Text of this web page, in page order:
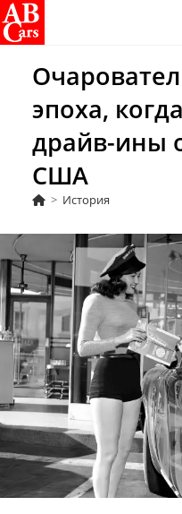
Перейти
к
эпоха,
драйв-ины
США
> История